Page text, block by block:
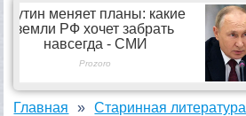
Главная
Старинная литература